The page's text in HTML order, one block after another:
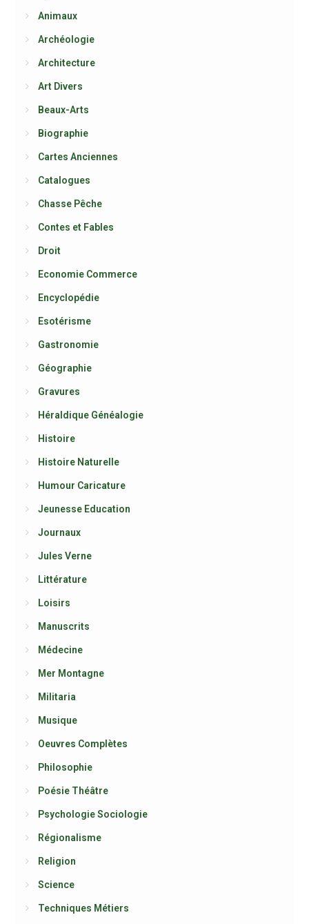
Animaux
Archéologie
Architecture
Art Divers
Beaux-Arts
Biographie
Cartes Anciennes
Catalogues
Chasse Pêche
Contes et Fables
Droit
Economie Commerce
Encyclopédie
Esotérisme
Gastronomie
Géographie
Gravures
Héraldique Généalogie
Histoire
Histoire Naturelle
Humour Caricature
Jeunesse Education
Journaux
Jules Verne
Littérature
Loisirs
Manuscrits
Médecine
Mer Montagne
Militaria
Musique
Oeuvres Complètes
Philosophie
Poésie Théâtre
Psychologie Sociologie
Régionalisme
Religion
Science
Techniques Métiers